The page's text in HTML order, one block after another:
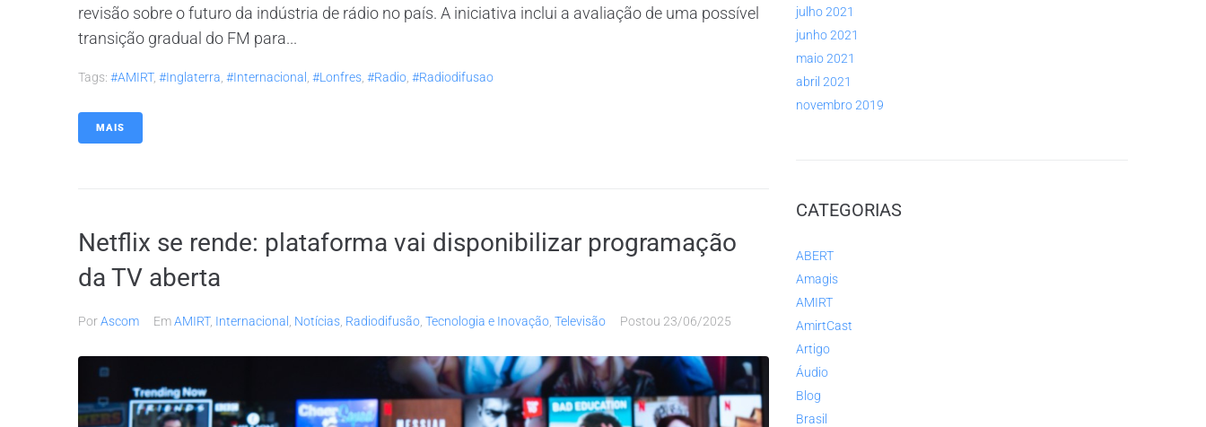
revisão sobre o futuro da indústria de rádio no país. A iniciativa inclui a avaliação de uma possível
transição gradual do FM para...
Tags: #AMIRT, #inglaterra #internacional #lonfres #radio #radiodifusao
MAIS
Netflix se rende: plataforma vai disponibilizar programação
da TV aberta
PorAscom EmAMIRT, Internacional Notícias Radiodifusão Tecnologia e Inovação Televisão Postou 23/06/2025
julho 2021
junho 2021
maio 2021
abril 2021
novembro 2019
CATEGORIAS
ABERT
Amagis
AMIRT
AmirtCast
Artigo
Áudio
Blog
Brasil